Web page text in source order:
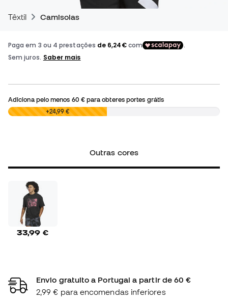
Têxtil Camisolas
Adiciona pelo menos 60 €para obteres portes grátis
0,00 € +24,99 €
Outras cores
33,99 €
Envio gratuito a Portugal a partir de 60 €
2,99 € para encomendas inferiores